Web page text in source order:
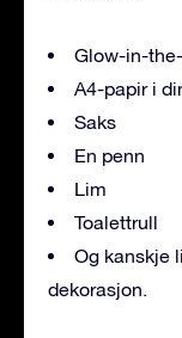
Glow-in-
A4-papir i
Saks
En penn
Lim
Toalettrull
Og kanskje
dekorasjon.